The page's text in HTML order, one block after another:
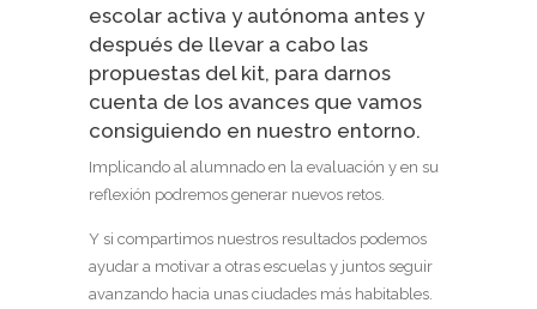
escolar activa y autónoma antes y
después de llevar a cabo las
propuestas del kit, para darnos
cuenta de los avances que vamos
consiguiendo en nuestro entorno.
Implicando al alumnado en la evaluación y en su
reflexión podremos generar nuevos retos.
Y si compartimos nuestros resultados podemos
ayudar a motivar a otras escuelas y juntos seguir
avanzando hacia unas ciudades más habitables.